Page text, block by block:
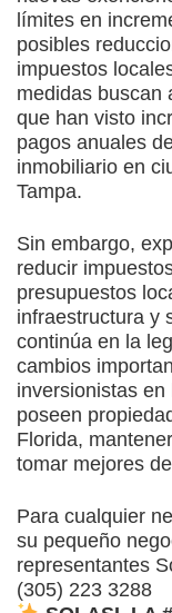
límites en
posibles
impuestos
medidas buscan
que han visto
pagos anuales
inmobiliario en
Tampa.
Sin embargo,
reducir
presupuestos
infraestructura y
continúa en la
cambios
inversionistas
poseen
Florida,
tomar mejores
Para cualquier
su pequeño
representantes
(305) 223 3288